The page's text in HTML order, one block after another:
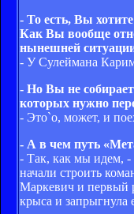
- То есть, Вы
Как Вы вообще
нынешней
- У Сулеймана
- Но Вы не
которых нужно
- Это`о, может, и
- А в чем путь
- Так, как мы идем, -
начали строить
Маркевич и первый
крыса и запрыгнула